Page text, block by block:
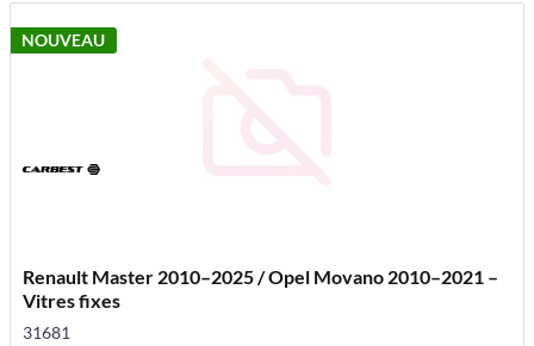
NOUVEAU
Renault Master 2010–2025 / Opel Movano 2010–2021 –
Vitres fixes
31681